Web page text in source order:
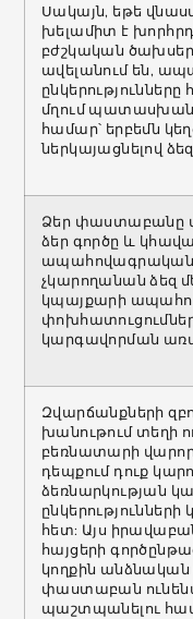
Սակայն, եթե
խելամիտ է
բժշկական
ավելանում են,
մղում
համար՝ երբեմն
ներկայացնելով
Ձեր փաստաբանը
ձեր գործը և
ապահովագրական
չկարողանան ձեզ
կպայքարի
կարգավորման
Զվարճանքների
խանութում տեղի
բեռնատարի
դեպքում դուք
ձեռնարկության
հետ: Այս
հայցերի
կողքին անձնական
փաստաբան
պաշտպանելու